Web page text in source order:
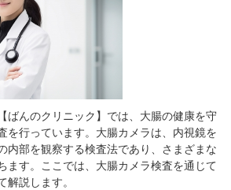
ばんのクリニック】では、大腸の健康を守
を行っています。大腸カメラは、内視鏡を
内部を観察する検査法であり、さまざまな
ます。ここでは、大腸カメラ検査を通じて
説します。